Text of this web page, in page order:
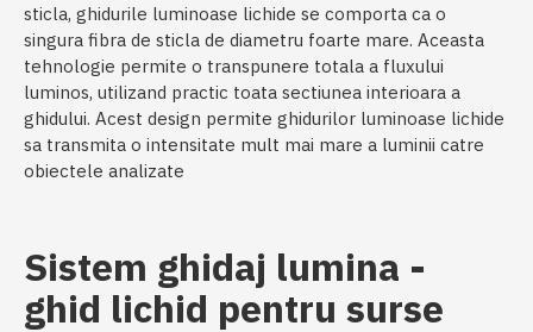
sticla, ghidurile luminoase lichide se comporta ca o
singura fibra de sticla de diametru foarte mare. Aceasta
tehnologie permite o transpunere totala a fluxului
luminos, utilizand practic toata sectiunea interioara a
ghidului. Acest design permite ghidurilor luminoase lichide
sa transmita o intensitate mult mai mare a luminii catre
obiectele analizate
Sistem ghidaj lumina -
ghid lichid pentru surse